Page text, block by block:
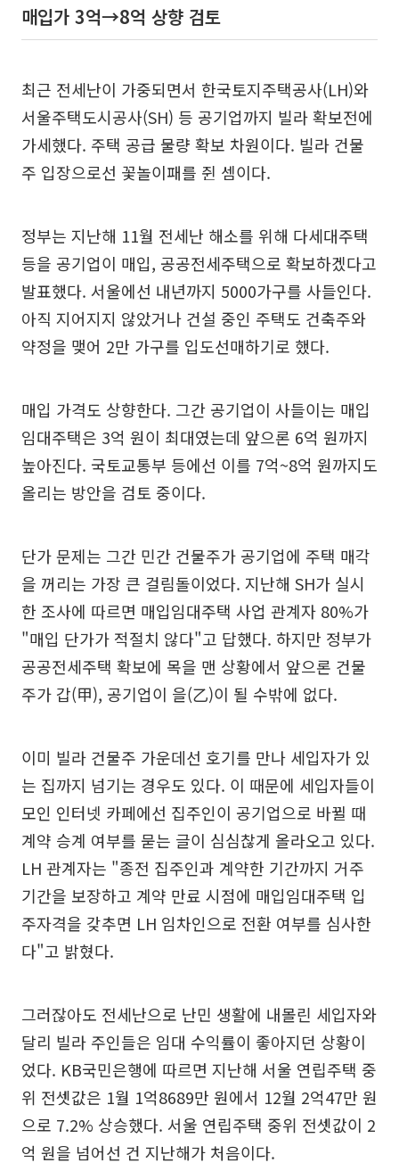
매입가 3억→8억 상향 검토
최근 전세난이 가중되면서 한국토지주택공사(LH)와
서울주택도시공사(SH) 등 공기업까지 빌라 확보전에
가세했다. 주택 공급 물량 확보 차원이다. 빌라 건물
주 입장으로선 꽃놀이패를 쥔 셈이다.
정부는 지난해 11월 전세난 해소를 위해 다세대주택
등을 공기업이 매입, 공공전세주택으로 확보하겠다고
발표했다. 서울에선 내년까지 5000가구를 사들인다.
아직 지어지지 않았거나 건설 중인 주택도 건축주와
약정을 맺어 2만 가구를 입도선매하기로 했다.
매입 가격도 상향한다. 그간 공기업이 사들이는 매입
임대주택은 3억 원이 최대였는데 앞으론 6억 원까지
높아진다. 국토교통부 등에선 이를 7억~8억 원까지도
올리는 방안을 검토 중이다.
단가 문제는 그간 민간 건물주가 공기업에 주택 매각
을 꺼리는 가장 큰 걸림돌이었다. 지난해 SH가 실시
한 조사에 따르면 매입임대주택 사업 관계자 80%가
"매입 단가가 적절치 않다"고 답했다. 하지만 정부가
공공전세주택 확보에 목을 맨 상황에서 앞으론 건물
주가 갑(甲), 공기업이 을(乙)이 될 수밖에 없다.
이미 빌라 건물주 가운데선 호기를 만나 세입자가 있
는 집까지 넘기는 경우도 있다. 이 때문에 세입자들이
모인 인터넷 카페에선 집주인이 공기업으로 바뀔 때
계약 승계 여부를 묻는 글이 심심찮게 올라오고 있다.
LH 관계자는 "종전 집주인과 계약한 기간까지 거주
기간을 보장하고 계약 만료 시점에 매입임대주택 입
주자격을 갖추면 LH 임차인으로 전환 여부를 심사한
다"고 밝혔다.
그러잖아도 전세난으로 난민 생활에 내몰린 세입자와
달리 빌라 주인들은 임대 수익률이 좋아지던 상황이
었다. KB국민은행에 따르면 지난해 서울 연립주택 중
위 전셋값은 1월 1억8689만 원에서 12월 2억47만 원
으로 7.2% 상승했다. 서울 연립주택 중위 전셋값이 2
억 원을 넘어선 건 지난해가 처음이다.